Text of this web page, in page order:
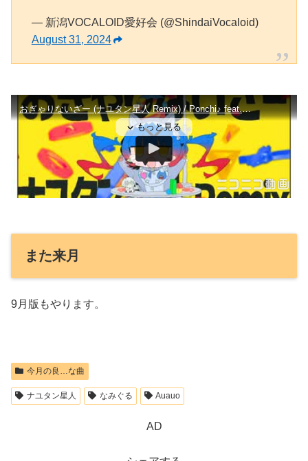
— 新潟VOCALOID愛好会 (@ShindaiVocaloid)
August 31, 2024
また来月
9月版もやります。
今月の良…な曲
ナユタン星人 なみぐる Auauo
AD